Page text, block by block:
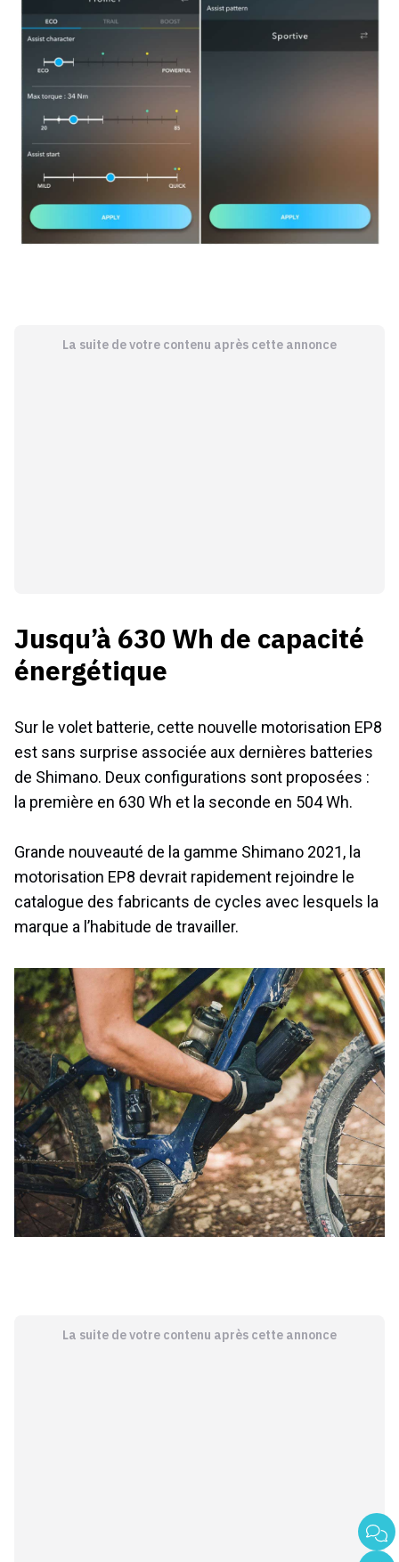
La suite de votre contenu après cette annonce
Jusqu’à 630 Wh de capacité
énergétique
Sur le volet batterie, cette nouvelle motorisation EP8
est sans surprise associée aux dernières batteries
de Shimano. Deux configurations sont proposées :
la première en 630 Wh et la seconde en 504 Wh.
Grande nouveauté de la gamme Shimano 2021, la
motorisation EP8 devrait rapidement rejoindre le
catalogue des fabricants de cycles avec lesquels la
marque a l’habitude de travailler.
La suite de votre contenu après cette annonce